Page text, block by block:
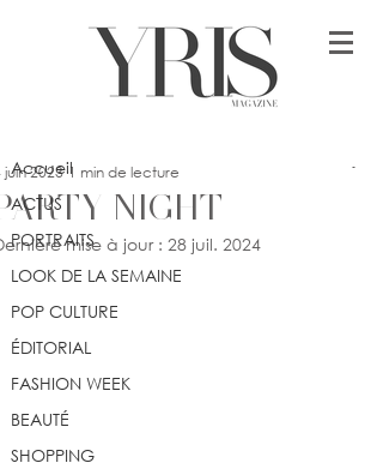
Accueil
ACTUS
PORTRAITS
LOOK DE LA SEMAINE
POP CULTURE
ÉDITORIAL
FASHION WEEK
BEAUTÉ
SHOPPING
NIGHT
juin 2023 1 min de lecture
mise à jour : 28 juil. 2024